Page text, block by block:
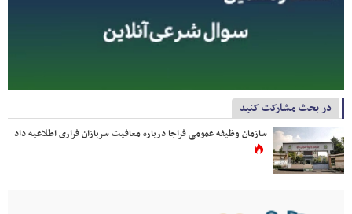
در بحث مشارکت کنید
سازمان وظیفه عمومی فراجا درباره معافیت سربازان فراری اطلاعیه داد